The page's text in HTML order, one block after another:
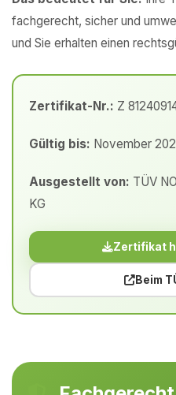
fachgerecht, sicher und
und Sie erhalten einen
Zertifikat-Nr.: Z
Gültig bis: November
Ausgestellt von: TÜV
KG
Zertifikat
Beim